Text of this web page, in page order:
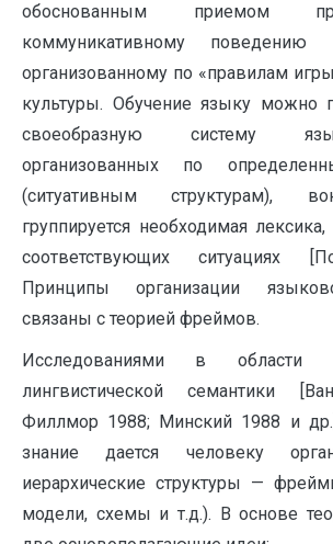
обоснованным приемом
коммуникативному
организованному по «правилам
культуры. Обучение языку можно
своеобразную систему
организованных по
(ситуативным структурам),
группируется необходимая
соответствующих ситуациях
Принципы организации
связаны с теорией фреймов.
Исследованиями в области
лингвистической семантики
Филлмор 1988; Минский 1988 и
знание дается человеку
иерархические структуры —
модели, схемы и т.д.). В основе